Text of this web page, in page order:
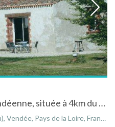
Fermette typiquement vendéenne, située à 4km du bord de mer et à 2km du centre ville et du port
Pays de la Loire, France